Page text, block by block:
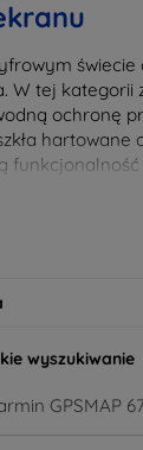
W tej
ochronę
ochronę,
wyszukiwanie
GPSMAP 67